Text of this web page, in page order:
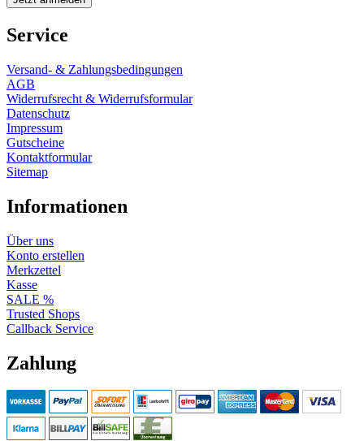
Service
Versand- & Zahlungsbedingungen
AGB
Widerrufsrecht & Widerrufsformular
Datenschutz
Impressum
Gutscheine
Kontaktformular
Sitemap
Informationen
Über uns
Konto erstellen
Merkzettel
Kasse
SALE %
Trusted Shops
Callback Service
Zahlung